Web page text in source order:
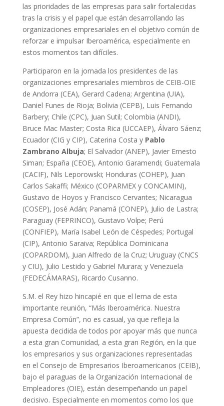
las prioridades de las empresas para salir fortalecidas
tras la crisis y el papel que están desarrollando las
organizaciones empresariales en el objetivo común de
reforzar e impulsar Iberoamérica, especialmente en
estos momentos tan difíciles.
Participaron en la jornada los presidentes de las
organizaciones empresariales miembros de CEIB-OIE
de Andorra (CEA), Gerard Cadena; Argentina (UIA),
Daniel Funes de Rioja; Bolivia (CEPB), Luis Fernando
Barbery; Chile (CPC), Juan Sutil; Colombia (ANDI),
Bruce Mac Master; Costa Rica (UCCAEP), Álvaro Sáenz;
Ecuador (CIG y CIP), Caterina Costa y Pablo
Zambrano Albuja; El Salvador (ANEP), Javier Ernesto
Siman; España (CEOE), Antonio Garamendi; Guatemala
(CACIF), Nils Leporowski; Honduras (COHEP), Juan
Carlos Sakaffi; México (COPARMEX y CONCAMIN),
Gustavo de Hoyos y Francisco Cervantes; Nicaragua
(COSEP), José Adán; Panamá (CONEP), Julio de Lastra;
Paraguay (FEPRINCO), Gustavo Volpe; Perú
(CONFIEP), María Isabel León de Céspedes; Portugal
(CIP), Antonio Saraiva; República Dominicana
(COPARDOM), Juan Alfredo de la Cruz; Uruguay (CNCS
y CIU), Julio Lestido y Gabriel Murara; y Venezuela
(FEDECÁMARAS), Ricardo Cusanno.
S.M. el Rey hizo hincapié en que el lema de esta
importante reunión, “Más Iberoamérica. Nuestra
Empresa Común”, no es casual, ya que refleja la
apuesta decidida de todos por apoyar más que nunca
a esta gran Comunidad, a esta gran Región, en la que
los empresarios y sus organizaciones representadas
en el Consejo de Empresarios Iberoamericanos (CEIB),
bajo el paraguas de la Organización Internacional de
Empleadores (OIE), están desempeñando un papel
decisivo. Especialmente en momentos como los que